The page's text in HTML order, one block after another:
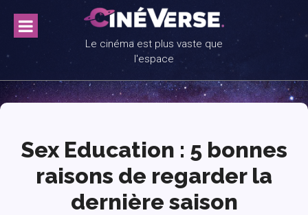
content
Le cinéma est plus vaste que
l'espace
Sex Education : 5 bonnes
raisons de regarder la
dernière saison